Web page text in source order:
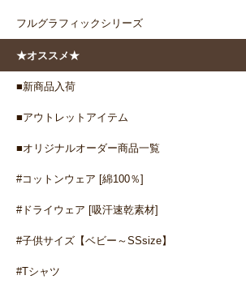
フルグラフィックシリーズ
★オススメ★
■新商品入荷
■アウトレットアイテム
■オリジナルオーダー商品一覧
#コットンウェア [綿100％]
#ドライウェア [吸汗速乾素材]
#子供サイズ【ベビー～SSsize】
#Tシャツ